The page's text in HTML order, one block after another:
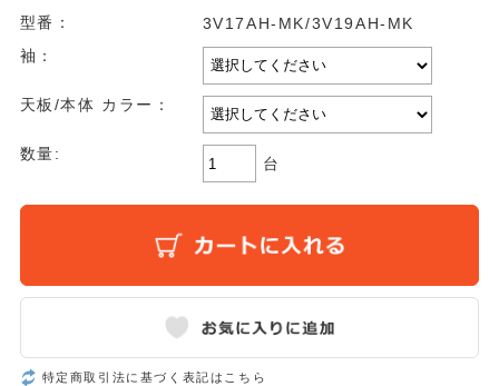
型番：
3V17AH-MK/3V19AH-MK
袖：
天板/本体 カラー：
数量:
台
特定商取引法に基づく表記はこちら